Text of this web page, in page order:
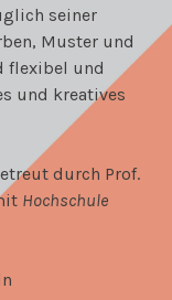
seiner
Muster und
flexibel und
und kreatives
durch Prof.
Hochschule